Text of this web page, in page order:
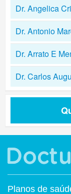
Dr. Angelica
Dr. Antonio
Dr. Arrato E
Dr. Carlos
Planos de